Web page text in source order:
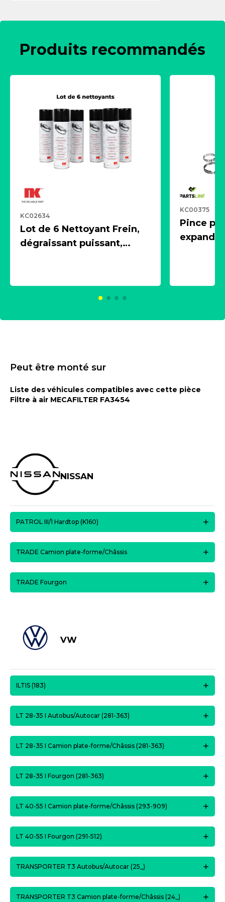
Produits recommandés
KC02634
Lot de 6 Nettoyant Frein,
dégraissant puissant,
KC00375
Pince
Peut être monté sur
Liste des véhicules compatibles avec cette pièce
Filtre à air MECAFILTER FA3454
NISSAN
PATROL III/1 Hardtop (K160)
TRADE Camion plate-forme/Châssis
TRADE Fourgon
VW
ILTIS (183)
LT 28-35 I Autobus/Autocar (281-363)
LT 28-35 I Camion plate-forme/Châssis (281-363)
LT 28-35 I Fourgon (281-363)
LT 40-55 I Camion plate-forme/Châssis (293-909)
LT 40-55 I Fourgon (291-512)
TRANSPORTER T3 Autobus/Autocar (25_)
TRANSPORTER T3 Camion plate-forme/Châssis (24_)